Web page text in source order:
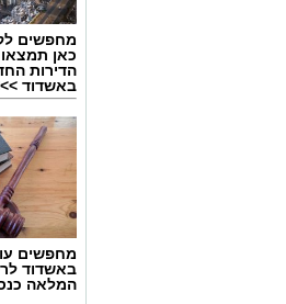
צילום:
במהלך
השחקנים,
מחפשים
כאן
הדירות
באשדוד
מחפשים
באשדוד
המלאה